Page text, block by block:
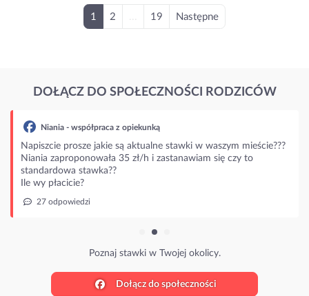
1 2 19 Następne
DOŁĄCZ DO SPOŁECZNOŚCI RODZICÓW
Niania - współpraca z opiekunką
Napiszcie prosze jakie są aktualne stawki w waszym mieście???
Niania zaproponowała 35 zł/h i zastanawiam się czy to
standardowa stawka??
Ile wy płacicie?
27 odpowiedzi
Poznaj stawki w Twojej okolicy.
Dołącz do społeczności